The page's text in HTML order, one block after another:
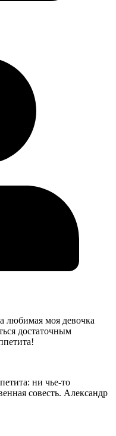
любимая моя девочка
достаточным
ни чье-то
совесть. Александр